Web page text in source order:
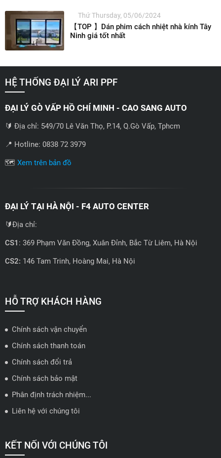
Thứ Thursday, 05/06/2024
【TOP 】Dán phim cách nhiệt nhà kính Tây
Ninh giá tốt nhất
HỆ THỐNG ĐẠI LÝ ARI PPF
ĐẠI LÝ GÒ VẤP HỒ CHÍ MINH - CAO SANG AUTO
🔰 Địa chỉ: 549/70 Lê Văn Thọ, P.14, Q.Gò Vấp, Tphcm
📍 Hotline: 0838 72 3979
🗺️ Xem trên bản đồ
ĐẠI LÝ TẠI HÀ NỘI - F4 AUTO CENTER
🔰Địa chỉ:
CS1 : 369 Phạm Văn Đồng, Xuân Đỉnh, Bắc Từ Liêm, Hà Nội
CS2: 146 Tam Trinh, Hoàng Mai, Hà Nội
🗺️Xem trên bản đồ
ĐẠI LÝ QUẬN 2 HCM - HẢI TRIỀU AUTO
🔰 Địa chỉ: 78-80 Vũ Tông Phan, P.An Phú, TP Thủ Đức, TP HCM
📍 Hotline: 0938584113
🗺️Xem trên bản đồ
ĐẠI LÝ THỦ ĐỨC - TB AUTO
HỖ TRỢ KHÁCH HÀNG
Chính sách vận chuyển
Chính sách thanh toán
Chính sách đổi trả
Chính sách bảo mật
Phân định trách nhiệm...
Liên hệ với chúng tôi
KẾT NỐI VỚI CHÚNG TÔI